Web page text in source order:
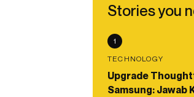
Stories you
1
TECHNOLOGY
Upgrade
Samsung: Jawab